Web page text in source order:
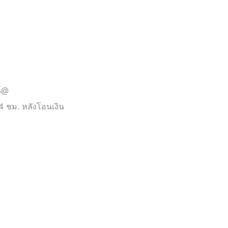
ชม. หลังโอนเงิน